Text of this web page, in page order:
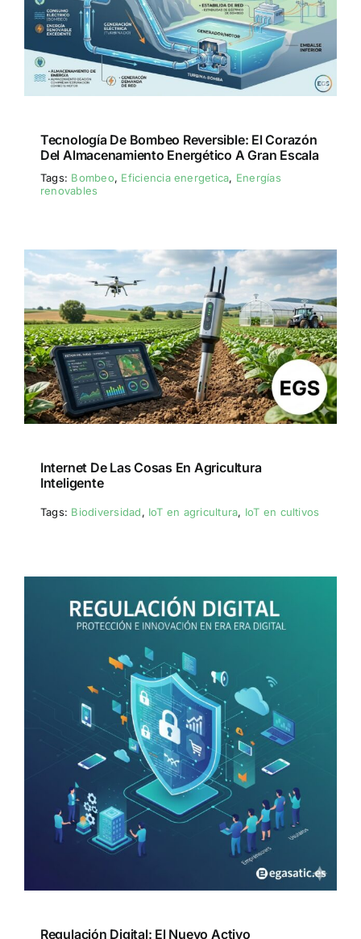
Tecnología De Bombeo Reversible: El Corazón
Del Almacenamiento Energético A Gran Escala
Tags: Bombeo, Eficiencia energetica, Energías
renovables
Internet De Las Cosas En Agricultura
Inteligente
Tags: Biodiversidad, IoT en agricultura, IoT en cultivos
Regulación Digital: El Nuevo Activo